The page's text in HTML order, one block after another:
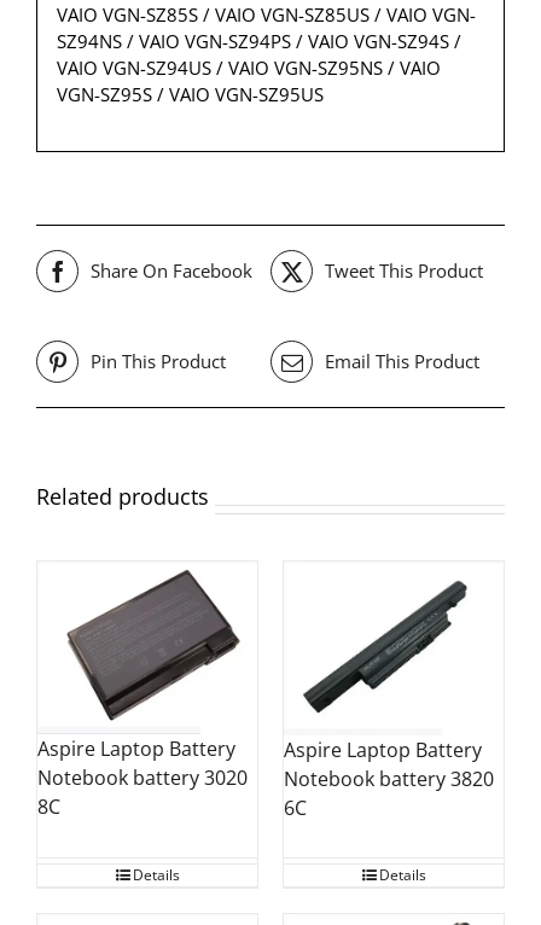
VAIO VGN-SZ85S / VAIO VGN-SZ85US / VAIO VGN-
SZ94NS / VAIO VGN-SZ94PS / VAIO VGN-SZ94S /
VAIO VGN-SZ94US / VAIO VGN-SZ95NS / VAIO
VGN-SZ95S / VAIO VGN-SZ95US
Share On Facebook Tweet This Product
Pin This Product Email This Product
Related products
Aspire Laptop Battery
Notebook battery 3020
8C
Details
Aspire Laptop Battery
Notebook battery 3820
6C
Details